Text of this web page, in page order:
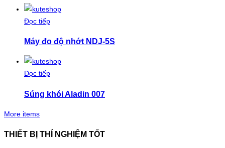
Đọc tiếp
Máy đo độ nhớt NDJ-5S
Đọc tiếp
Súng khói Aladin 007
More items
THIẾT BỊ THÍ NGHIỆM TỐT